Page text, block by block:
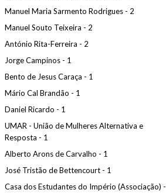
Manuel Maria Sarmento Rodrigues - 2
Manuel Souto Teixeira - 2
António Rita-Ferreira - 2
Jorge Campinos - 1
Bento de Jesus Caraça - 1
Mário Cal Brandão - 1
Daniel Ricardo - 1
UMAR - União de Mulheres Alternativa e
Resposta - 1
Alberto Arons de Carvalho - 1
José Tristão de Bettencourt - 1
Casa dos Estudantes do Império (Associação) -